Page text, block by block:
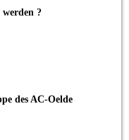
werden ?
des AC-Oelde